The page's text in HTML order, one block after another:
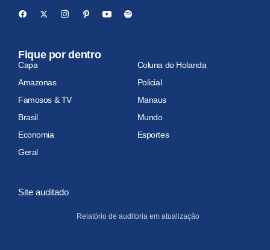
Fique por dentro
Capa
Coluna do Holanda
Amazonas
Policial
Famosos & TV
Manaus
Brasil
Mundo
Economia
Esportes
Geral
Site auditado
Relatório de auditoria em atualização